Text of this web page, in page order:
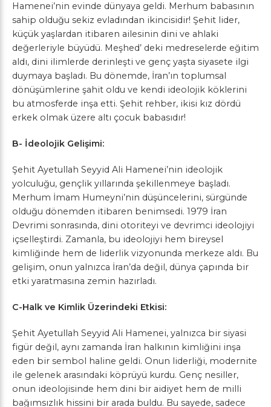
Hamenei’nin evinde dünyaya geldi. Merhum babasının
sahip olduğu sekiz evladından ikincisidir! Şehit lider,
küçük yaşlardan itibaren ailesinin dini ve ahlaki
değerleriyle büyüdü. Meşhed’ deki medreselerde eğitim
aldı, dini ilimlerde derinleşti ve genç yaşta siyasete ilgi
duymaya başladı. Bu dönemde, İran’ın toplumsal
dönüşümlerine şahit oldu ve kendi ideolojik köklerini
bu atmosferde inşa etti. Şehit rehber, ikisi kız dördü
erkek olmak üzere altı çocuk babasıdır!
B- İdeolojik Gelişimi:
Şehit Ayetullah Seyyid Ali Hamenei’nin ideolojik
yolculuğu, gençlik yıllarında şekillenmeye başladı.
Merhum İmam Humeyni’nin düşüncelerini, sürgünde
olduğu dönemden itibaren benimsedi. 1979 İran
Devrimi sonrasında, dini otoriteyi ve devrimci ideolojiyi
içselleştirdi. Zamanla, bu ideolojiyi hem bireysel
kimliğinde hem de liderlik vizyonunda merkeze aldı. Bu
gelişim, onun yalnızca İran’da değil, dünya çapında bir
etki yaratmasına zemin hazırladı.
C-Halk ve Kimlik Üzerindeki Etkisi:
Şehit Ayetullah Seyyid Ali Hamenei, yalnızca bir siyasi
figür değil, aynı zamanda İran halkının kimliğini inşa
eden bir sembol haline geldi. Onun liderliği, modernite
ile gelenek arasındaki köprüyü kurdu. Genç nesiller,
onun ideolojisinde hem dini bir aidiyet hem de milli
bağımsızlık hissini bir arada buldu. Bu sayede, sadece